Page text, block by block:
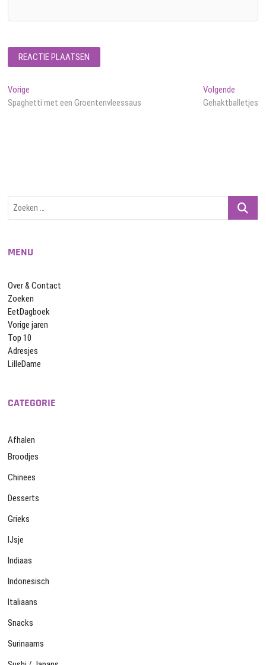
Bericht
navigatie
Vorige
bericht:
Spaghetti met een Groentenvleessaus
VolgendeVolgend
bericht:
Gehaktballetjes
Zoeken
MENU
Over & Contact
Zoeken
EetDagboek
Vorige jaren
Top 10
Adresjes
LilleDame
CATEGORIE
Afhalen
Broodjes
Chinees
Desserts
Grieks
IJsje
Indiaas
Indonesisch
Italiaans
Snacks
Surinaams